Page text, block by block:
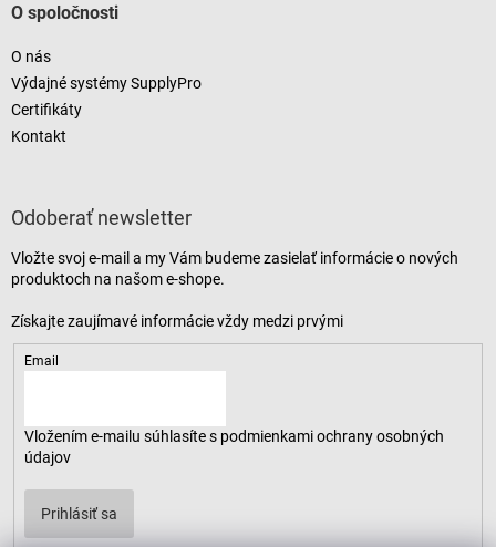
O spoločnosti
O nás
Výdajné systémy SupplyPro
Certifikáty
Kontakt
Odoberať newsletter
Vložte svoj e-mail a my Vám budeme zasielať informácie o nových
produktoch na našom e-shope.
Email
Vložením e-mailu súhlasíte s podmienkami ochrany osobných
údajov
Prihlásiť sa